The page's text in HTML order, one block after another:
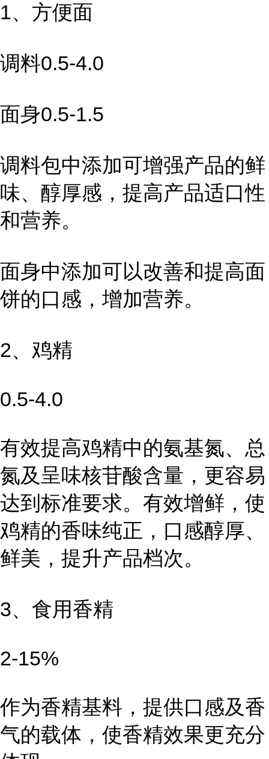
1、方便面
调料0.5-4.0
面身0.5-1.5
调料包中添加可增强产品的鲜
味、醇厚感，提高产品适口性
和营养。
面身中添加可以改善和提高面
饼的口感，增加营养。
2、鸡精
0.5-4.0
有效提高鸡精中的氨基氮、总
氮及呈味核苷酸含量，更容易
达到标准要求。有效增鲜，使
鸡精的香味纯正，口感醇厚、
鲜美，提升产品档次。
3、食用香精
2-15%
作为香精基料，提供口感及香
气的载体，使香精效果更充分